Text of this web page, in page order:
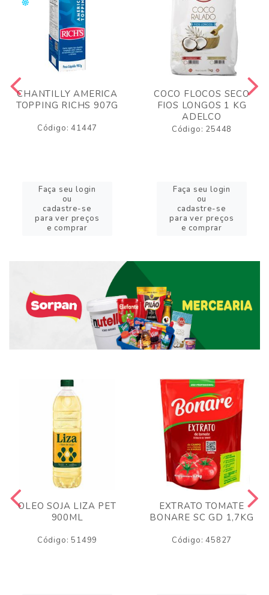
CHANTILLY AMERICA
TOPPING RICHS 907G
Código: 41447
Faça seu login
ou
cadastre-se
para ver preços
e comprar
COCO FLOCOS SECO
FIOS LONGOS 1 KG
ADELCO
Código: 25448
Faça seu login
ou
cadastre-se
para ver preços
e comprar
OLEO SOJA LIZA PET
900ML
Código: 51499
EXTRATO TOMATE
BONARE SC GD 1,7KG
Código: 45827